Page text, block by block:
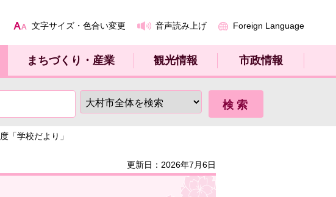
文字サイズ・色合い変更 音声読み上げ Foreign Language
まちづくり・産業 観光情報 市政情報
「学校だより」
更新日：2026年7月6日